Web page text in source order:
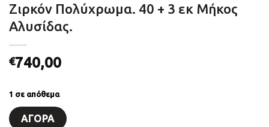
Ζιρκόν Πολύχρωμα. 40 + 3 εκ Μήκος
Αλυσίδας.
€740,00
1 σε απόθεμα
ΑΓΟΡΆ